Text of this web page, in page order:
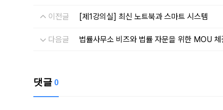
이전글 [제1강의실] 최신 노트북과 스마트 시스템
다음글 법률사무소 비즈와 법률 자문을 위한 MOU 체
댓글 0